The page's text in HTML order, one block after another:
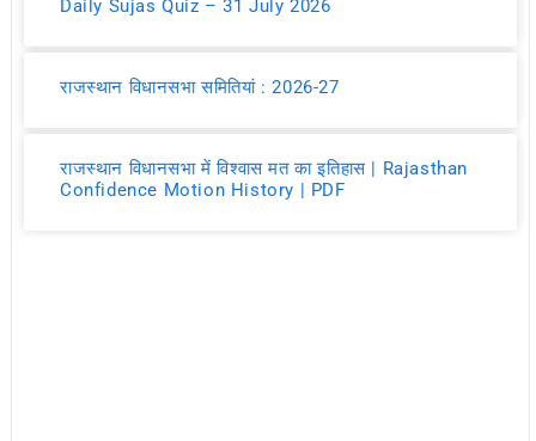
Daily Sujas Quiz – 31 July 2026
राजस्थान विधानसभा समितियां : 2026-27
राजस्थान विधानसभा में विश्वास मत का इतिहास | Rajasthan
Confidence Motion History | PDF